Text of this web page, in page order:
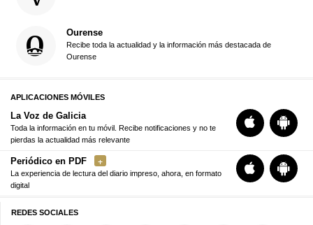
Ourense
Recibe toda la actualidad y la información más destacada de
Ourense
APLICACIONES MÓVILES
La Voz de Galicia
Toda la información en tu móvil. Recibe notificaciones y no te
pierdas la actualidad más relevante
Periódico en PDF
La experiencia de lectura del diario impreso, ahora, en formato
digital
REDES SOCIALES